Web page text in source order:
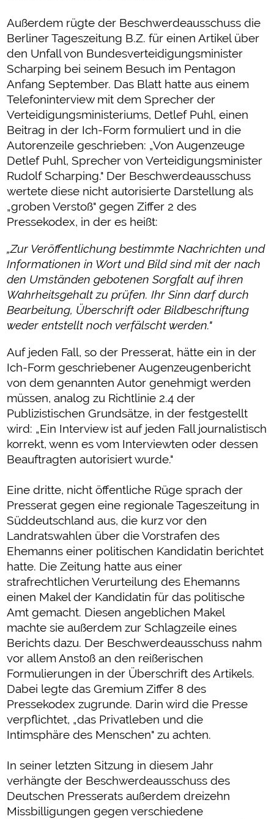
Außerdem rügte der Beschwerdeausschuss die
Berliner Tageszeitung B.Z. für einen Artikel über
den Unfall von Bundesverteidigungsminister
Scharping bei seinem Besuch im Pentagon
Anfang September. Das Blatt hatte aus einem
Telefoninterview mit dem Sprecher der
Verteidigungsministeriums, Detlef Puhl, einen
Beitrag in der Ich-Form formuliert und in die
Autorenzeile geschrieben: „Von Augenzeuge
Detlef Puhl, Sprecher von Verteidigungsminister
Rudolf Scharping." Der Beschwerdeausschuss
wertete diese nicht autorisierte Darstellung als
„groben Verstoß" gegen Ziffer 2 des
Pressekodex, in der es heißt:
„Zur Veröffentlichung bestimmte Nachrichten und
Informationen in Wort und Bild sind mit der nach
den Umständen gebotenen Sorgfalt auf ihren
Wahrheitsgehalt zu prüfen. Ihr Sinn darf durch
Bearbeitung, Überschrift oder Bildbeschriftung
weder entstellt noch verfälscht werden."
Auf jeden Fall, so der Presserat, hätte ein in der
Ich-Form geschriebener Augenzeugenbericht
von dem genannten Autor genehmigt werden
müssen, analog zu Richtlinie 2.4 der
Publizistischen Grundsätze, in der festgestellt
wird: „Ein Interview ist auf jeden Fall journalistisch
korrekt, wenn es vom Interviewten oder dessen
Beauftragten autorisiert wurde."
Eine dritte, nicht öffentliche Rüge sprach der
Presserat gegen eine regionale Tageszeitung in
Süddeutschland aus, die kurz vor den
Landratswahlen über die Vorstrafen des
Ehemanns einer politischen Kandidatin berichtet
hatte. Die Zeitung hatte aus einer
strafrechtlichen Verurteilung des Ehemanns
einen Makel der Kandidatin für das politische
Amt gemacht. Diesen angeblichen Makel
machte sie außerdem zur Schlagzeile eines
Berichts dazu. Der Beschwerdeausschuss nahm
vor allem Anstoß an den reißerischen
Formulierungen in der Überschrift des Artikels.
Dabei legte das Gremium Ziffer 8 des
Pressekodex zugrunde. Darin wird die Presse
verpflichtet, „das Privatleben und die
Intimsphäre des Menschen" zu achten.
In seiner letzten Sitzung in diesem Jahr
verhängte der Beschwerdeausschuss des
Deutschen Presserats außerdem dreizehn
Missbilligungen gegen verschiedene